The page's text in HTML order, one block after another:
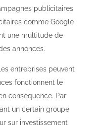
publicitaires
comme Google
une multitude de
annonces.
entreprises peuvent
fonctionnent le
conséquence. Par
un certain groupe
sur investissement